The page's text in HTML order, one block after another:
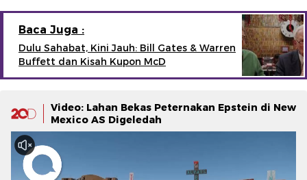
Baca Juga :
Dulu Sahabat, Kini Jauh: Bill Gates & Warren
Buffett dan Kisah Kupon McD
Video: Lahan Bekas Peternakan Epstein di New
Mexico AS Digeledah